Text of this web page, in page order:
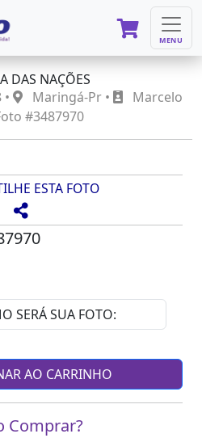
MENU
DAS NAÇÕES
Maringá-Pr •
Marcelo
#3487970
ESTA FOTO
AO CARRINHO
Comprar?